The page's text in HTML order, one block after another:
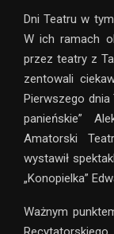
Dni Teatru w
W ich ramach
przez teatry z
zen­to­wali
Pierwszego dnia
panień­skie”
Amatorski
wysta­wił
„Konopielka”
Ważnym